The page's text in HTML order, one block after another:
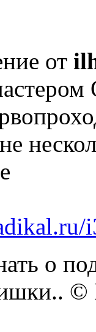
от
о
©